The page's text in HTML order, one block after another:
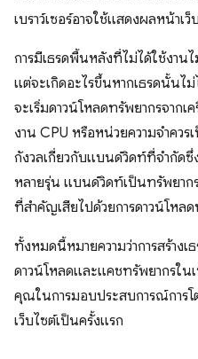
เบราว์เซอร์อาจใช้แสดงผลหน้า
การมีเธรดพื้นหลังที่ไม่ได้ใช้งาน
แต่จะเกิดอะไรขึ้นหากเธรดนั้นไ
จะเริ่มดาวน์โหลดทรัพยากรจากเ
งาน CPU หรือหน่วยความจำควร
กังวลเกี่ยวกับแบนด์วิดท์ที่จำกัด
หลายรุ่น แบนด์วิดท์เป็นทรัพยาก
ที่สำคัญเสียไปด้วยการดาวน์โหลด
ทั้งหมดนี้หมายความว่าการสร้าง
ดาวน์โหลดและแคชทรัพยากรใน
คุณในการมอบประสบการณ์การโ
เว็บไซต์เป็นครั้งแรก